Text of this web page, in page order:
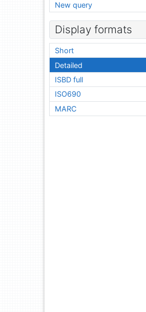
New query
Display formats
Short
Detailed
ISBD full
ISO690
MARC